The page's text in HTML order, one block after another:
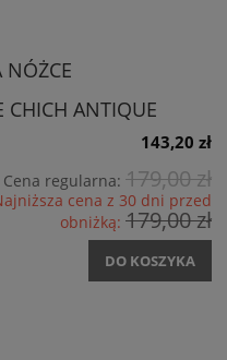
NÓŻCE
CHICH ANTIQUE
143,20 zł
Cena regularna: 179,00 zł
cena z 30 dni przed
obniżką: 179,00 zł
DO KOSZYKA